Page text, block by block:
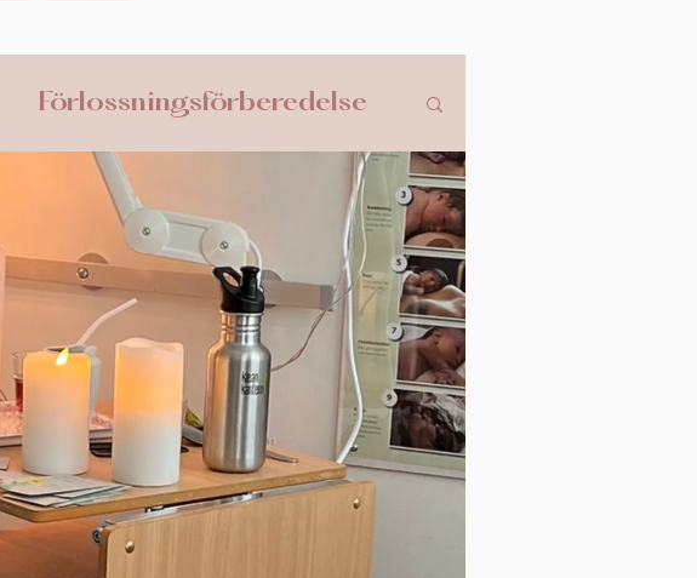
Förlossningsförberedelse
Smärtlindring
Profylaxkurs Abort